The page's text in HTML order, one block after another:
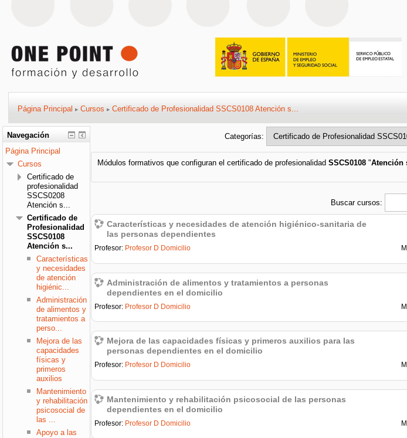
Página Principal ▶ Cursos ▶ Certificado de Profesionalidad SSCS0108 Atención s...
Categorías:
Módulos formativos que configuran el certificado de profesionalidad SSCS0108 "Atención
Buscar cursos:
Características y necesidades de atención higiénico-sanitaria de
las personas dependientes
Profesor: Profesor D Domicilio
Administración de alimentos y tratamientos a personas
dependientes en el domicilio
Profesor: Profesor D Domicilio
Mejora de las capacidades físicas y primeros auxilios para las
personas dependientes en el domicilio
Profesor: Profesor D Domicilio
Mantenimiento y rehabilitación psicosocial de las personas
dependientes en el domicilio
Profesor: Profesor D Domicilio
Navegación
Página Principal
Cursos
Certificado de
profesionalidad
SSCS0208
Atención s...
Certificado de
Profesionalidad
SSCS0108
Atención s...
Características
y necesidades
de atención
higiénic...
Administración
de alimentos y
tratamientos a
perso...
Mejora de las
capacidades
físicas y
primeros
auxilios
Mantenimiento
y rehabilitación
psicosocial de
las ...
Apoyo a las